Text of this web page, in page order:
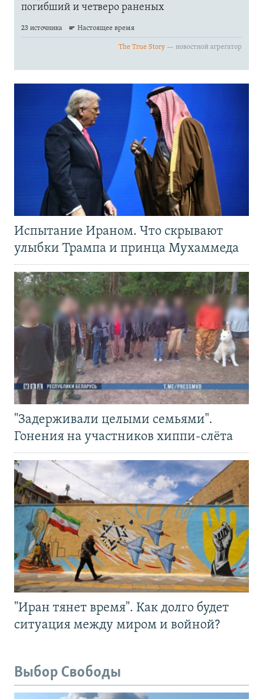
Испытание Ираном. Что скрывают
улыбки Трампа и принца Мухаммеда
"Задерживали целыми семьями".
Гонения на участников хиппи-слёта
"Иран тянет время". Как долго будет
ситуация между миром и войной?
Выбор Свободы